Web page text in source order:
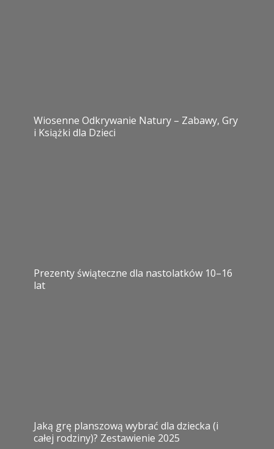
Wiosenne Odkrywanie Natury – Zabawy, Gry
i Książki dla Dzieci
Prezenty świąteczne dla nastolatków 10–16
lat
Jaką grę planszową wybrać dla dziecka (i
całej rodziny)? Zestawienie 2025